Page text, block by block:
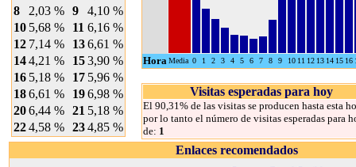
8
2,03 % 9
4,10 %
10 5,68 % 11 6,16 %
12 7,14 % 136,61 %
144,21 % 153,90 %
16 5,18 % 17 5,96 %
186,61 % 196,98 %
206,44 % 21 5,18 %
224,58 % 234,85 %
HoraMedia 0 1 2 3 4 5 6 7 8 9 10 11 12 13 14 15 16
Visitas esperadas para hoy
El 90,31% de las visitas se producen hasta esta
por lo tanto el número de visitas esperadas para
de: 1
Enlaces recomendados